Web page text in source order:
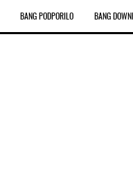
BANG PODPORILO BANG